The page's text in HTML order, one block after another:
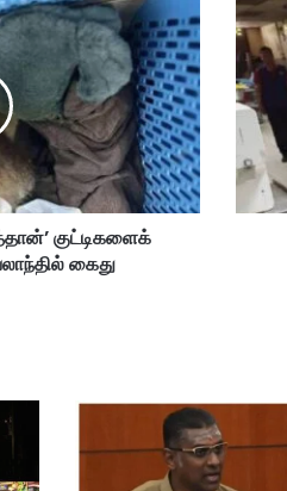
குட்டிகளைக்
கைது
ப
ட்
ட
ர்
வெ
ர்
த்
தி
ல்
ல்